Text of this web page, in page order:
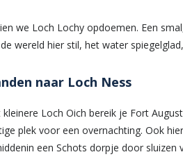
we Loch Lochy opdoemen. Een
wereld hier stil, het water
naar Loch Ness
Loch Oich bereik je Fort
plek voor een overnachting. Ook
een Schots dorpje door sluizen